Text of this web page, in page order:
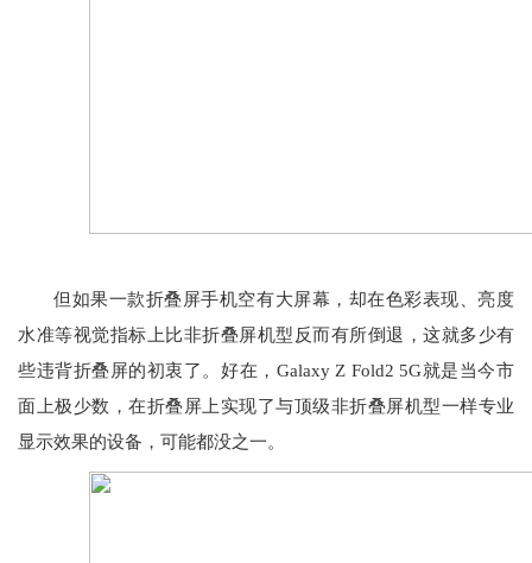
但如果一款折叠屏手机空有大屏幕，却在色彩表现、亮度
水准等视觉指标上比非折叠屏机型反而有所倒退，这就多少有
些违背折叠屏的初衷了。好在，Galaxy Z Fold2 5G就是当今市
面上极少数，在折叠屏上实现了与顶级非折叠屏机型一样专业
显示效果的设备，可能都没之一。